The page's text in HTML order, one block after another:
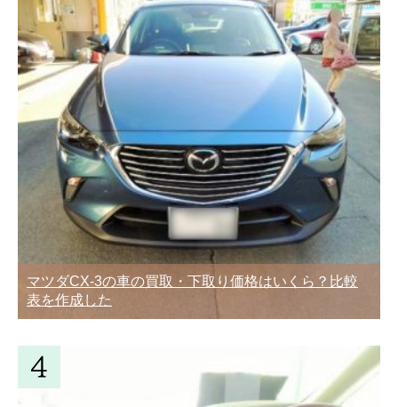
マツダCX-3の車の買取・下取り価格はいくら？比較
表を作成した